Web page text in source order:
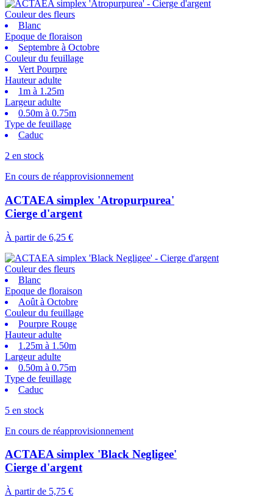
Couleur des fleurs
Blanc
Epoque de floraison
Septembre à Octobre
Couleur du feuillage
Vert Pourpre
Hauteur adulte
1m à 1.25m
Largeur adulte
0.50m à 0.75m
Type de feuillage
Caduc
2 en stock
En cours de réapprovisionnement
ACTAEA simplex 'Atropurpurea'
Cierge d'argent
À partir de 6,25 €
Couleur des fleurs
Blanc
Epoque de floraison
Août à Octobre
Couleur du feuillage
Pourpre Rouge
Hauteur adulte
1.25m à 1.50m
Largeur adulte
0.50m à 0.75m
Type de feuillage
Caduc
5 en stock
En cours de réapprovisionnement
ACTAEA simplex 'Black Negligee'
Cierge d'argent
À partir de 5,75 €